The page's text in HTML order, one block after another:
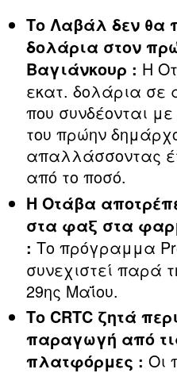
Το Λαβάλ δεν θα
δολάρια στον
Βαγιάνκουρ : Η
εκατ. δολάρια σε
που συνδέονται
του πρώην
απαλλάσσοντας
από το ποσό.
Η Οτάβα
στα φαξ στα
: Το πρόγραμμα
συνεχιστεί παρά
29ης Μαΐου.
Το CRTC ζητά
παραγωγή από
πλατφόρμες : Οι